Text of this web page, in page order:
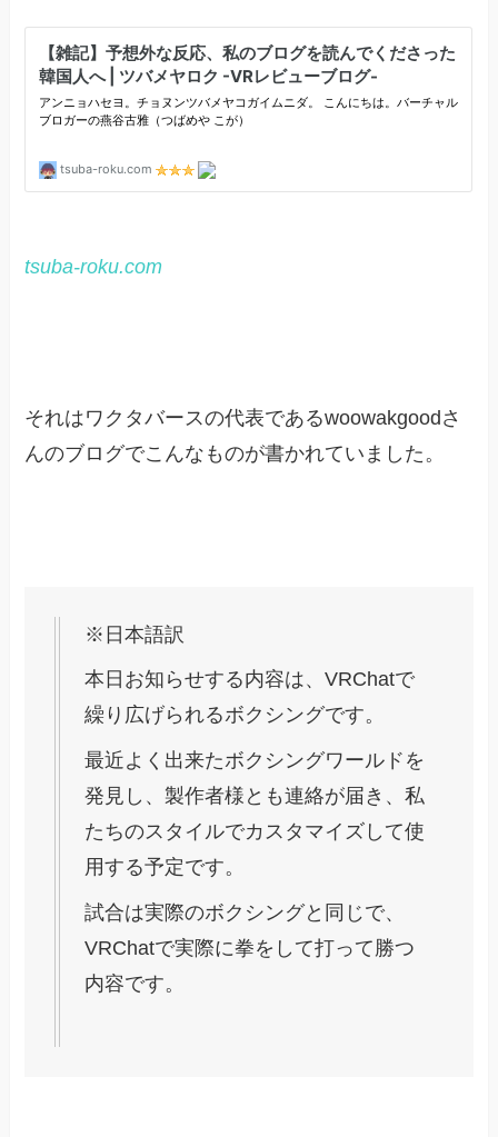
tsuba-roku.com
それはワクタバースの代表であるwoowakgoodさ
んのブログでこんなものが書かれていました。
※日本語訳
本日お知らせする内容は、VRChatで
繰り広げられるボクシングです。
最近よく出来たボクシングワールドを
発見し、製作者様とも連絡が届き、私
たちのスタイルでカスタマイズして使
用する予定です。
試合は実際のボクシングと同じで、
VRChatで実際に拳をして打って勝つ
内容です。